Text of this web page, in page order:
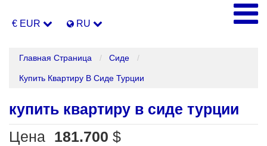
€ EUR RU
Главная Страница Сиде
Купить Квартиру В Сиде Турции
купить квартиру в сиде турции
Цена 181.700 $